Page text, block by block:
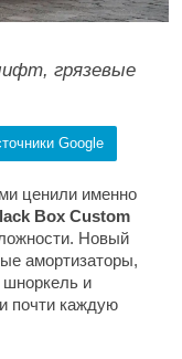
грязевые
Google
ценили именно
Box Custom
Новый
амортизаторы,
и
почти каждую